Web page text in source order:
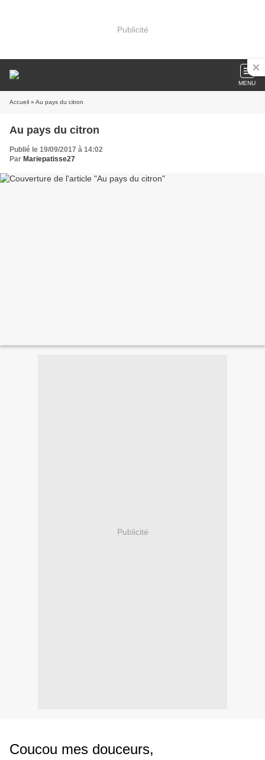
Publicité
MENU
Accueil » Au pays du citron
Au pays du citron
Publié le 19/09/2017 à 14:02
Par Mariepatisse27
Publicité
Coucou mes douceurs,